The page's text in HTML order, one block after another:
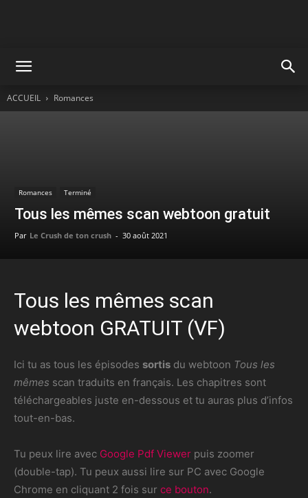
ACCUEIL Romances
Romances Terminé
Tous les mêmes scan webtoon gratuit
Par Le Crush de ton crush - 30 août 2021
Tous les mêmes scan
webtoon GRATUIT (VF)
Ici tu as tous les épisodes sortis du webtoon Tous les
mêmes scan traduits en français. Les chapitres sont
téléchargeables juste en-dessous et tu auras plus d’infos
tout-en-bas.
Tu peux lire avec Google Pdf Viewer puis zoomer
(double-tap). Tu peux aussi lire sur PC avec Google
Chrome en cliquant 2 fois sur ce bouton.